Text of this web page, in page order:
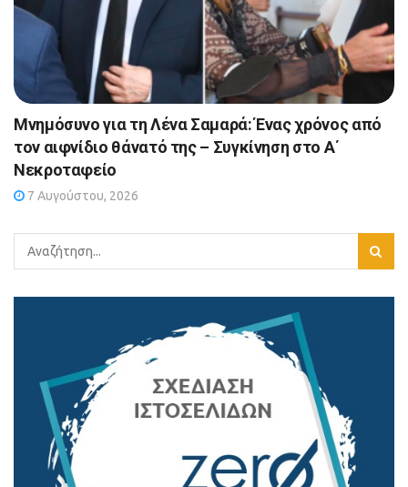
Μνημόσυνο για τη Λένα Σαμαρά: Ένας χρόνος από
τον αιφνίδιο θάνατό της – Συγκίνηση στο Α΄
Νεκροταφείο
7 Αυγούστου, 2026